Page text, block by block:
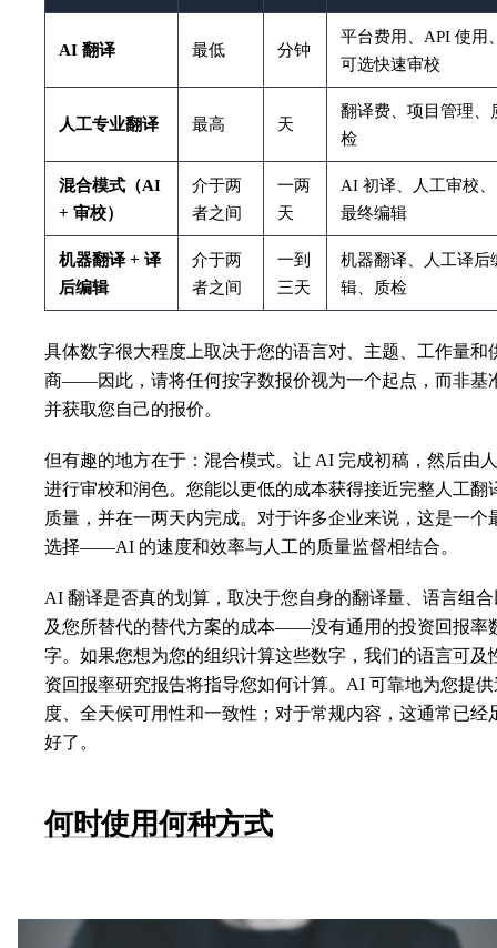
AI 翻译 最低 分钟
平台费用、API 使用
可选快速审校
人工专业翻译 最高 天
翻译费、项目管理、
检
混合模式（AI
+ 审校）
介于两
者之间
一两
天
AI 初译、人工审校、
最终编辑
机器翻译 + 译
后编辑
介于两
者之间
一到
三天
机器翻译、人工译后
辑、质检
具体数字很大程度上取决于您的语言对、主题、工作量和
商——因此，请将任何按字数报价视为一个起点，而非基
并获取您自己的报价。
但有趣的地方在于：混合模式。让 AI 完成初稿，然后由
进行审校和润色。您能以更低的成本获得接近完整人工翻
质量，并在一两天内完成。对于许多企业来说，这是一个
选择——AI 的速度和效率与人工的质量监督相结合。
AI 翻译是否真的划算，取决于您自身的翻译量、语言组合
及您所替代的替代方案的成本——没有通用的投资回报率
字。如果您想为您的组织计算这些数字，我们的语言可及
资回报率研究报告将指导您如何计算。AI 可靠地为您提供
度、全天候可用性和一致性；对于常规内容，这通常已经
好了。
何时使用何种方式